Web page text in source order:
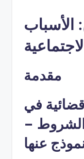
الأسباب
مقدمة
في
2023 |الشروط –
عنها